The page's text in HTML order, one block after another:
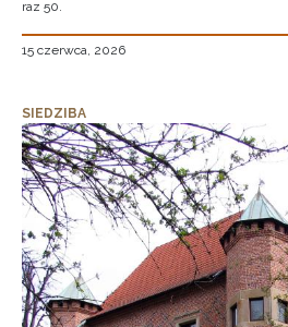
raz 50.
15 czerwca, 2026
SIEDZIBA